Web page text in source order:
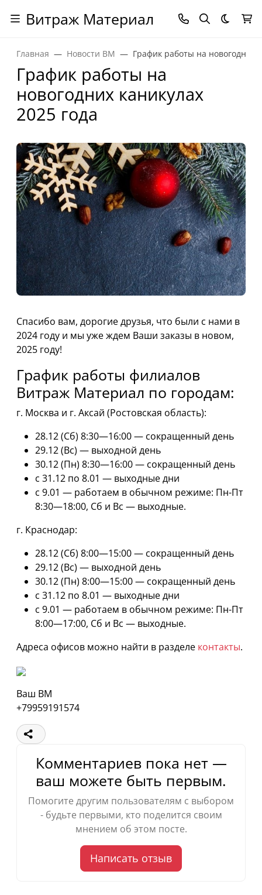
Витраж Материал Темная
Главная Новости ВМ График работы на новогодних
График работы на
новогодних каникулах
2025 года
Спасибо вам, дорогие друзья, что были с нами в
2024 году и мы уже ждем Ваши заказы в новом,
2025 году!
График работы филиалов
Витраж Материал по городам:
г. Москва и г. Аксай (Ростовская область):
28.12 (Сб) 8:30—16:00 — сокращенный день
29.12 (Вс) — выходной день
30.12 (Пн) 8:30—16:00 — сокращенный день
с 31.12 по 8.01 — выходные дни
с 9.01 — работаем в обычном режиме: Пн-Пт
8:30—18:00, Сб и Вс — выходные.
г. Краснодар:
28.12 (Сб) 8:00—15:00 — сокращенный день
29.12 (Вс) — выходной день
30.12 (Пн) 8:00—15:00 — сокращенный день
с 31.12 по 8.01 — выходные дни
с 9.01 — работаем в обычном режиме: Пн-Пт
8:00—17:00, Сб и Вс — выходные.
Адреса офисов можно найти в разделе контакты.
Ваш ВМ
+79959191574
Комментариев пока нет —
ваш можете быть первым.
Помогите другим пользователям с выбором
- будьте первыми, кто поделится своим
мнением об этом посте.
Написать отзыв